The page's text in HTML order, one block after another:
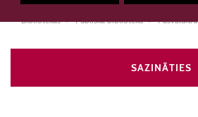
Bibliotēkas Publiskā bibliotēka Pašvaldību
SAZINĀTIES